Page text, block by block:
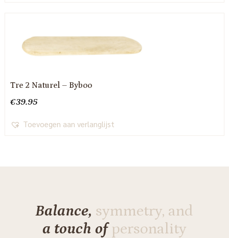
Tre 2 Naturel – Byboo
€39.95
Toevoegen aan verlanglijst
Balance, symmetry, and
a touch ofpersonality